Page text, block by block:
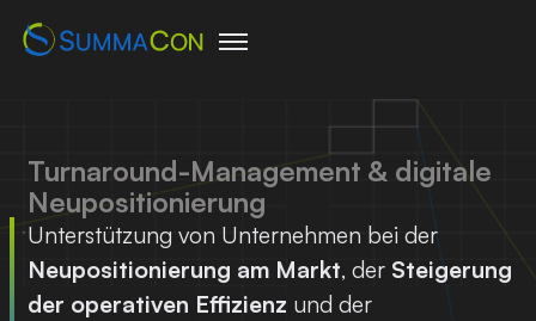
Turnaround-Management & digitale
Neupositionierung
Unterstützung von Unternehmen bei der
Neupositionierung am Markt, der Steigerung
der operativen Effizienz und der